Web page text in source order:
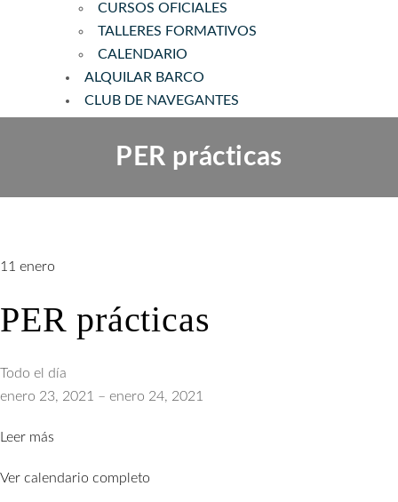
CURSOS OFICIALES
TALLERES FORMATIVOS
CALENDARIO
ALQUILAR BARCO
CLUB DE NAVEGANTES
PER prácticas
11 enero
PER prácticas
PER
prácticas
Todo el día
enero 23, 2021 – enero 24, 2021
Leer más
Ver calendario completo